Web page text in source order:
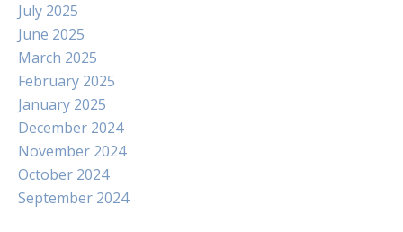
July 2025
June 2025
March 2025
February 2025
January 2025
December 2024
November 2024
October 2024
September 2024